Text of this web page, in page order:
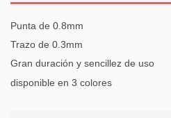
Punta de 0.8mm
Trazo de 0.3mm
Gran duración y sencillez de uso
disponible en 3 colores